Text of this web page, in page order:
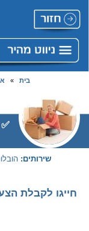
בית »
✅
שירותים:
חייגו לקבלת